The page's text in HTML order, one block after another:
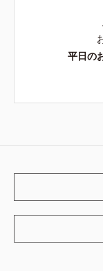
平日の